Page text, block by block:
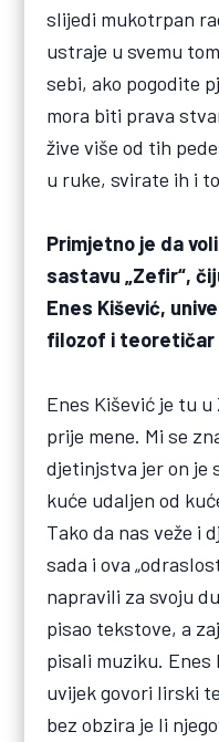
slijedi mukotrpan
ustraje u svemu
sebi, ako pogodite
mora biti prava
žive više od tih
u ruke, svirate ih i
Primjetno je da
sastavu „Zefir“,
Enes Kišević,
filozof i teoretičar
Enes Kišević je tu
prije mene. Mi se
djetinjstva jer on je
kuće udaljen od
Tako da nas veže i
sada i ova
napravili za svoju
pisao tekstove, a
pisali muziku. Enes
uvijek govori lirski
bez obzira je li